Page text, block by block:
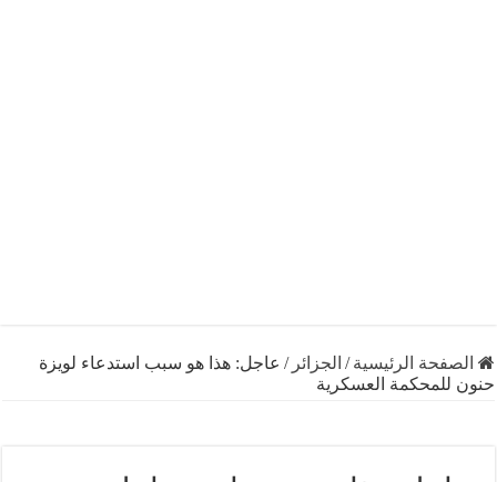
الرئيسية /الجزائر/عاجل: هذا هو سبب استدعاء لويزة
العسكرية